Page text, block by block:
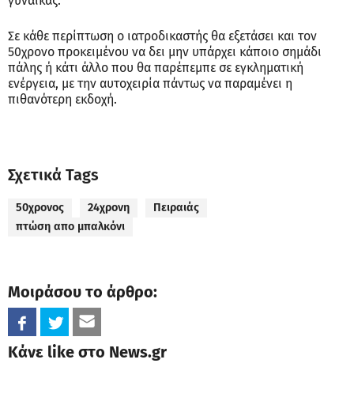
Σε κάθε περίπτωση ο ιατροδικαστής θα εξετάσει και τον
50χρονο προκειμένου να δει μην υπάρχει κάποιο σημάδι
πάλης ή κάτι άλλο που θα παρέπεμπε σε εγκληματική
ενέργεια, με την αυτοχειρία πάντως να παραμένει η
πιθανότερη εκδοχή.
Σχετικά Tags
50χρονος 24χρονη
Πειραιάς
πτώση απο μπαλκόνι
Μοιράσου το άρθρο:
Κάνε like στο News.gr